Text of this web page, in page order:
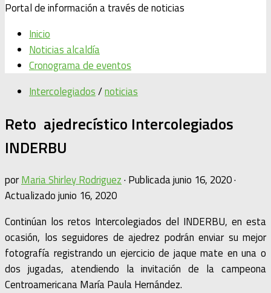
Portal de información a través de noticias
Inicio
Noticias alcaldía
Cronograma de eventos
Intercolegiados/noticias
Reto ajedrecístico Intercolegiados
INDERBU
porMaria Shirley Rodriguez· Publicadajunio 16, 2020·
Actualizadojunio 16, 2020
Continúan los retos Intercolegiados del INDERBU, en esta
ocasión, los seguidores de ajedrez podrán enviar su mejor
fotografía registrando un ejercicio de jaque mate en una o
dos jugadas, atendiendo la invitación de la campeona
Centroamericana María Paula Hernández.